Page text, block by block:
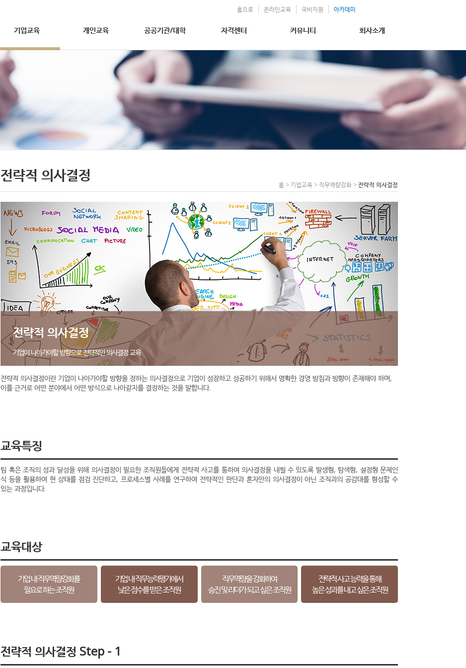
홈으로 온라인교육 국비지원 아카데미
기업교육 개인교육 공공기관/대학 자격센터 커뮤니티 회사소개
전략적 의사결정
홈 > 기업교육 > 직무역량강화 >전략적 의사결정
전략적 의사결정
기업이 나아가야할 방향으로 전략적인 의사결정 교육
전략적 의사결정이란 기업이 나아가야할 방향을 정하는 의사결정으로 기업이 성장하고 성공하기 위해서 명확한 경영 방침과 방향이 존재해야 하며,
이를 근거로 어떤 분야에서 어떤 방식으로 나아갈지를 결정하는 것을 말합니다.
교육특징
팀 혹은 조직의 성과 달성을 위해 의사결정이 필요한 조직원들에게 전략적 사고를 통하여 의사결정을 내릴 수 있도록 발생형, 탐색형, 설정형 문제인
식 등을 활용하여 현 상태를 점검 진단하고, 프로세스별 사례를 연구하여 전략적인 판단과 혼자만의 의사결정이 아닌 조직과의 공감대를 형성할 수
있는 과정입니다.
교육대상
기업 내 직무역량강화를
필요로 하는 조직원
기업 내 직무능력평가에서
낮은 점수를 받은 조직원
직무역량을 강화하여
승진 및 리더가 되고 싶은 조직원
전략적 사고 능력을 통해
높은 성과를 내고 싶은 조직원
전략적 의사결정 Step - 1